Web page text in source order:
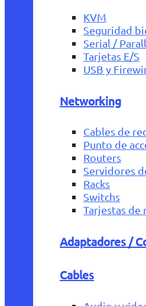
KVM
Seguridad
Serial /
Tarjetas E/S
USB y
Networking
Cables de
Punto de
Routers
Servidores
Racks
Switchs
Tarjestas de
Adaptadores /
Cables